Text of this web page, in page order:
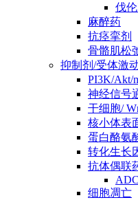
伐
麻醉药
抗痉挛剂
骨骼肌松
抑制剂/受体激
PI3K/Akt/
神经信号
干细胞/
核小体表
蛋白酪氨
转化生长
抗体偶联
细胞凋亡